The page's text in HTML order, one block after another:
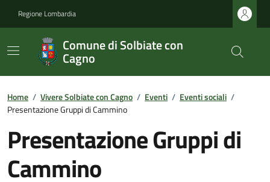
Regione Lombardia
Comune di Solbiate con
Cagno
Home / Vivere Solbiate con Cagno / Eventi / Eventi sociali /
Presentazione Gruppi di Cammino
Presentazione Gruppi di
Cammino